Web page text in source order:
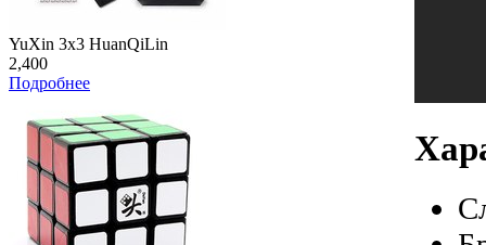
YuXin 3x3 HuanQiLin
2,400
Подробнее